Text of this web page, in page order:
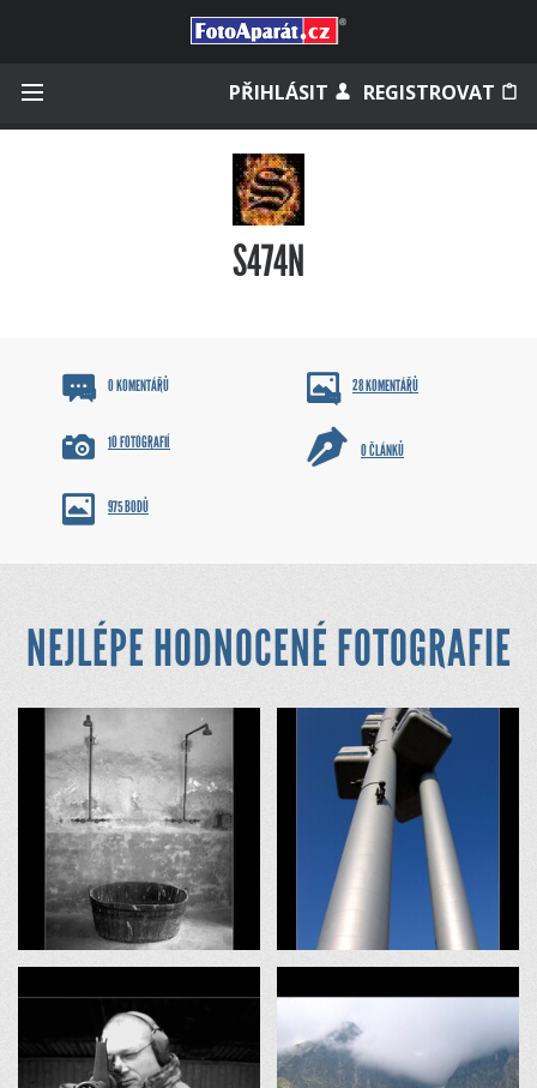
PŘIHLÁSIT REGISTROVAT
Zapamatovat
S474N
0 KOMENTÁŘŮ 28 KOMENTÁŘŮ
10 FOTOGRAFIÍ 0 ČLÁNKŮ
975 BODŮ
NEJLÉPE HODNOCENÉ FOTOGRAFIE